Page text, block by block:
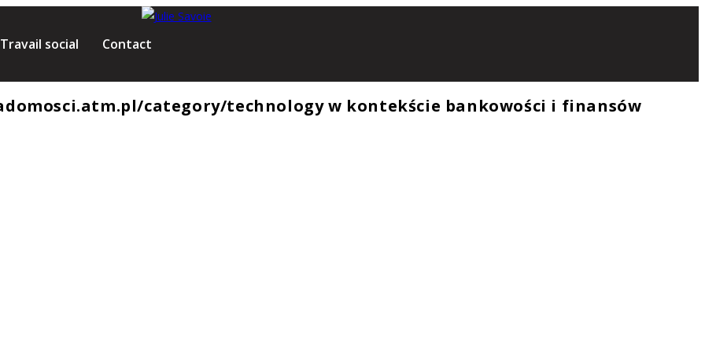
Travail social Contact
category/technology w kontekście bankowości i finansów